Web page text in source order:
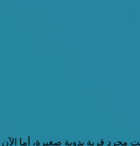
قرية بدوية صغيرة، أما